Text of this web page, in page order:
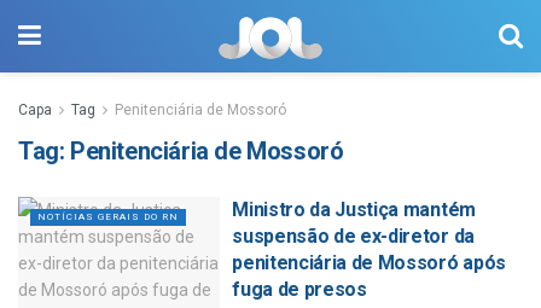
Capa Tag Penitenciária de Mossoró
Tag: Penitenciária de Mossoró
NOTÍCIAS GERAIS DO RN
Ministro da Justiça mantém
suspensão de ex-diretor da
penitenciária de Mossoró após
fuga de presos